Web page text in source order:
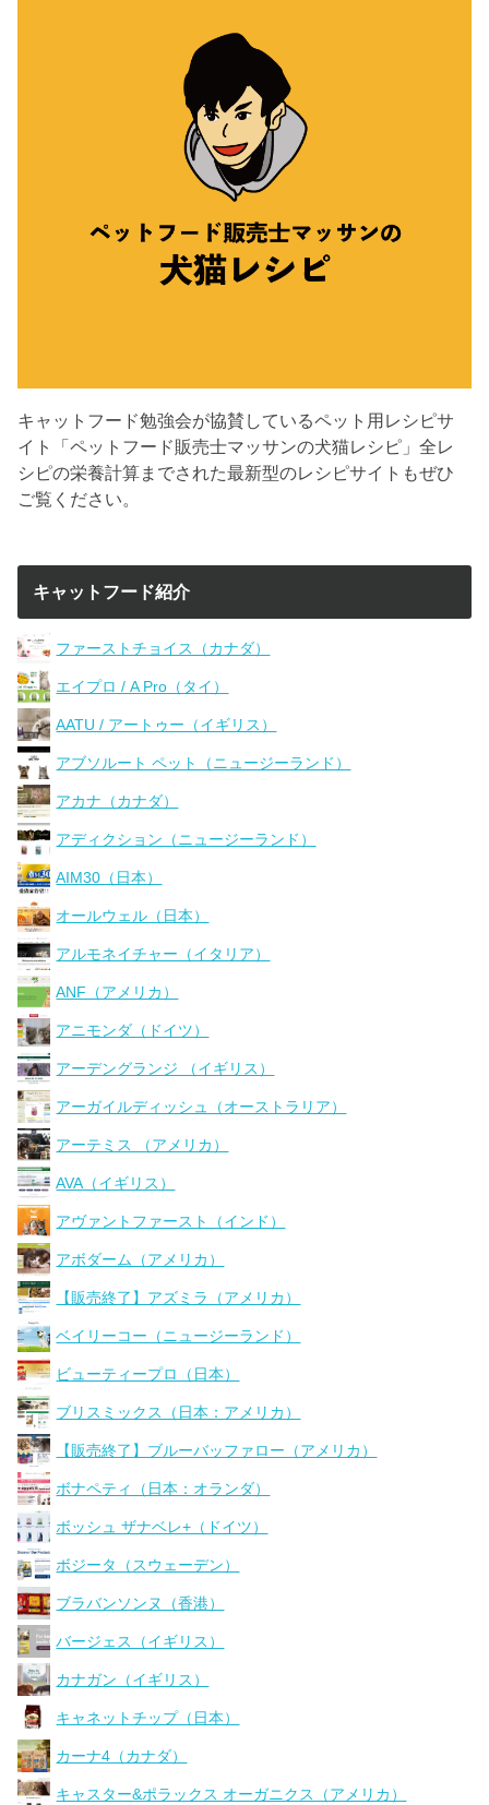
キャットフード勉強会が協賛しているペット用レシピサ
イト「ペットフード販売士マッサンの犬猫レシピ」全レ
シピの栄養計算までされた最新型のレシピサイトもぜひ
ご覧ください。
キャットフード紹介
ファーストチョイス（カナダ）
エイプロ / A Pro（タイ）
AATU / アートゥー（イギリス）
アブソルート ペット（ニュージーランド）
アカナ（カナダ）
アディクション（ニュージーランド）
AIM30（日本）
オールウェル（日本）
アルモネイチャー（イタリア）
ANF（アメリカ）
アニモンダ（ドイツ）
アーデングランジ （イギリス）
アーガイルディッシュ（オーストラリア）
アーテミス （アメリカ）
AVA（イギリス）
アヴァントファースト（インド）
アボダーム（アメリカ）
【販売終了】アズミラ（アメリカ）
ベイリーコー（ニュージーランド）
ビューティープロ（日本）
ブリスミックス（日本：アメリカ）
【販売終了】ブルーバッファロー（アメリカ）
ボナペティ（日本：オランダ）
ボッシュ ザナベレ+（ドイツ）
ボジータ（スウェーデン）
ブラバンソンヌ（香港）
バージェス（イギリス）
カナガン（イギリス）
キャネットチップ（日本）
カーナ4（カナダ）
キャスター&ポラックス オーガニクス（アメリカ）